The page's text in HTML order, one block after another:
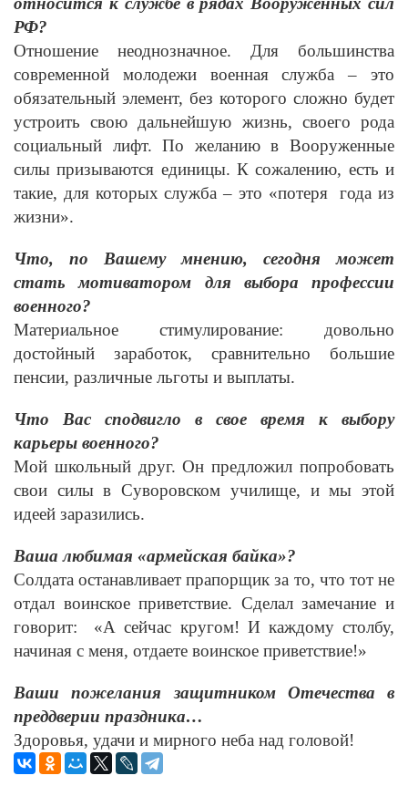
РФ?
Отношение неоднозначное. Для большинства
современной молодежи военная служба – это
обязательный элемент, без которого сложно будет
устроить свою дальнейшую жизнь, своего рода
социальный лифт. По желанию в Вооруженные
силы призываются единицы. К сожалению, есть и
такие, для которых служба – это «потеря года из
жизни».
Что, по Вашему мнению, сегодня может
стать мотиватором для выбора профессии
военного?
Материальное стимулирование: довольно
достойный заработок, сравнительно большие
пенсии, различные льготы и выплаты.
Что Вас сподвигло в свое время к выбору
карьеры военного?
Мой школьный друг. Он предложил попробовать
свои силы в Суворовском училище, и мы этой
идеей заразились.
Ваша любимая «армейская байка»?
Солдата останавливает прапорщик за то, что тот не
отдал воинское приветствие. Сделал замечание и
говорит: «А сейчас кругом! И каждому столбу,
начиная с меня, отдаете воинское приветствие!»
Ваши пожелания защитником Отечества в
преддверии праздника…
Здоровья, удачи и мирного неба над головой!